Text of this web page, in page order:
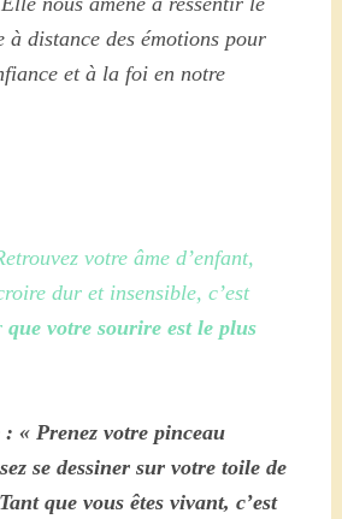
à distance des émotions pour
et à la foi en notre
votre âme d’enfant,
dur et insensible, c’est
que votre sourire est le plus
« Prenez votre pinceau
se dessiner sur votre toile de
que vous êtes vivant, c’est